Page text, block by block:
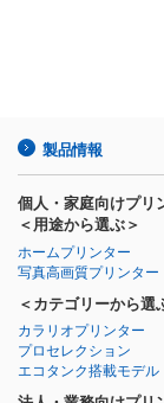
製品情報
個人・家庭向けプリ
＜用途から選ぶ＞
ホームプリンター
写真高画質プリンター
＜カテゴリーから選
カラリオプリンター
プロセレクション
エコタンク搭載モデル